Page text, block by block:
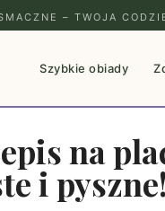
– TWOJA
Szybkie obiady
na
i pyszne!